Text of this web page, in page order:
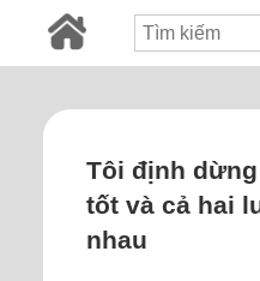
Tôi định
tốt và cả hai
nhau